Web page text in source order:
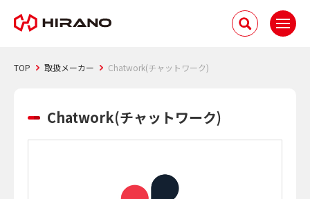
TOP 取扱メーカー Chatwork(チャットワーク)
Chatwork(チャットワーク)